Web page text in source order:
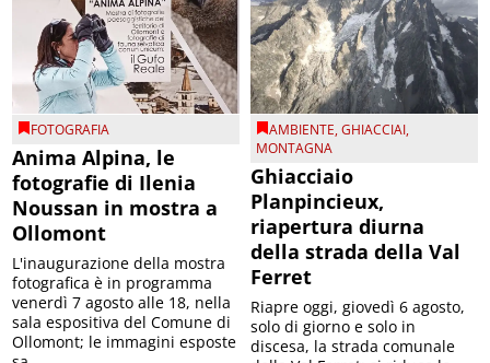
FOTOGRAFIA
Anima Alpina, le
fotografie di Ilenia
Noussan in mostra a
Ollomont
L'inaugurazione della mostra
fotografica è in programma
venerdì 7 agosto alle 18, nella
sala espositiva del Comune di
Ollomont; le immagini esposte
AMBIENTE,GHIACCIAI,
MONTAGNA
Ghiacciaio
Planpincieux,
riapertura diurna
della strada della Val
Ferret
Riapre oggi, giovedì 6 agosto,
solo di giorno e solo in
discesa, la strada comunale